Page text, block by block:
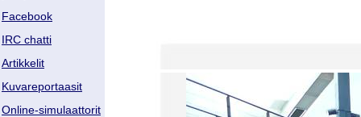
Facebook
IRC chatti
Artikkelit
Kuvareportaasit
Online-simulaattorit